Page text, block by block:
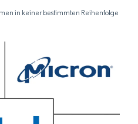
in keiner bestimmten Reihenfolge